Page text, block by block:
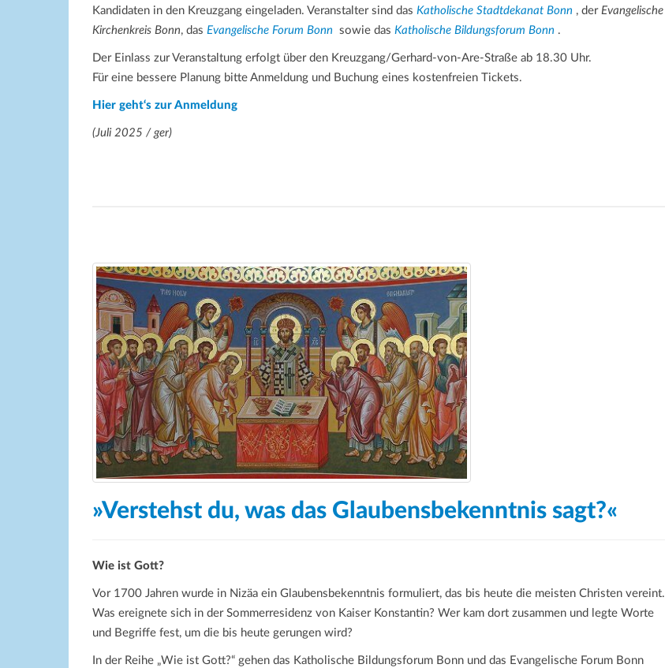
Kandidaten in den Kreuzgang eingeladen. Veranstalter sind das Katholische Stadtdekanat Bonn , der Evangelische
Kirchenkreis Bonn, das Evangelische Forum Bonn sowie das Katholische Bildungsforum Bonn .
Der Einlass zur Veranstaltung erfolgt über den Kreuzgang/Gerhard-von-Are-Straße ab 18.30 Uhr.
Für eine bessere Planung bitte Anmeldung und Buchung eines kostenfreien Tickets.
Hier geht‘s zur Anmeldung
(Juli 2025 / ger)
»Verstehst du, was das Glaubensbekenntnis sagt?«
Wie ist Gott?
Vor 1700 Jahren wurde in Nizäa ein Glaubensbekenntnis formuliert, das bis heute die meisten Christen vereint.
Was ereignete sich in der Sommerresidenz von Kaiser Konstantin? Wer kam dort zusammen und legte Worte
und Begriffe fest, um die bis heute gerungen wird?
In der Reihe „Wie ist Gott?“ gehen das Katholische Bildungsforum Bonn und das Evangelische Forum Bonn